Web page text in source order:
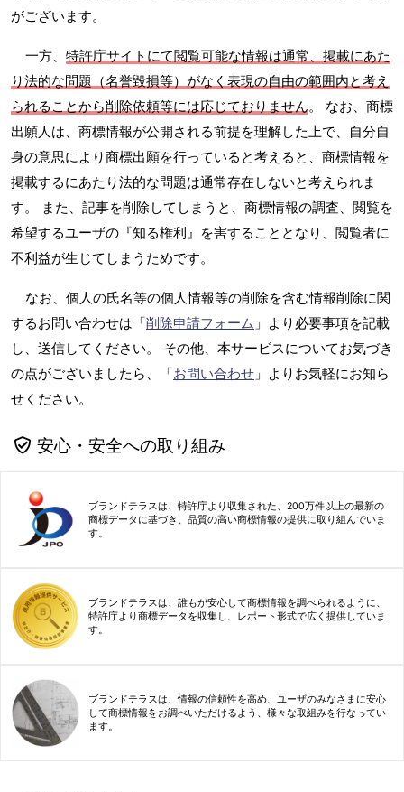
がございます。
一方、 特許庁サイトにて閲覧可能な情報は通常、掲載にあた
り法的な問題（名誉毀損等）がなく表現の自由の範囲内と考え
られることから削除依頼等には応じておりません。 なお、商標
出願人は、商標情報が公開される前提を理解した上で、自分自
身の意思により商標出願を行っていると考えると、商標情報を
掲載するにあたり法的な問題は通常存在しないと考えられま
す。 また、記事を削除してしまうと、商標情報の調査、閲覧を
希望するユーザの『知る権利』を害することとなり、閲覧者に
不利益が生じてしまうためです。
なお、個人の氏名等の個人情報等の削除を含む情報削除に関
するお問い合わせは「削除申請フォーム 」より必要事項を記載
し、送信してください。 その他、本サービスについてお気づき
の点がございましたら、「お問い合わせ 」よりお気軽にお知ら
せください。
安心・安全への取り組み
ブランドテラスは、特許庁より収集された、200万件以上の最新の
商標データに基づき、品質の高い商標情報の提供に取り組んでいま
す。
ブランドテラスは、誰もが安心して商標情報を調べられるように、
特許庁より商標データを収集し、レポート形式で広く提供していま
す。
ブランドテラスは、情報の信頼性を高め、ユーザのみなさまに安心
して商標情報をお調べいただけるよう、様々な取組みを行なってい
ます。